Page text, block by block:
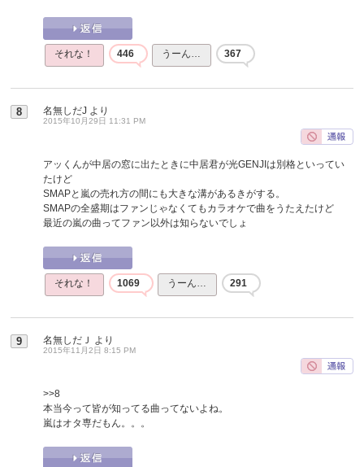
それな！ 446 うーん… 367
8 名無しだJ より
2015年10月29日 11:31 PM
アッくんが中居の窓に出たときに中居君が光GENJIは別格といってい
たけど
SMAPと嵐の売れ方の間にも大きな溝があるきがする。
SMAPの全盛期はファンじゃなくてもカラオケで曲をうたえたけど
最近の嵐の曲ってファン以外は知らないでしょ
それな！ 1069 うーん… 291
9 名無しだＪ より
2015年11月2日 8:15 PM
>>8
本当今って皆が知ってる曲ってないよね。
嵐はオタ専だもん。。。